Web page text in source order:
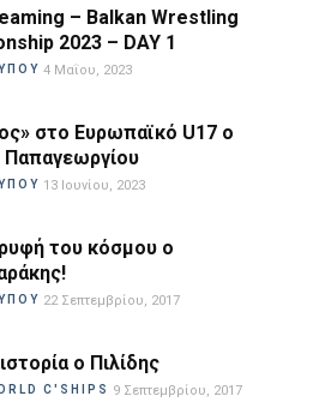
– Balkan Wrestling
2023 – DAY 1
4 Μαΐου, 2023
στο Ευρωπαϊκό U17 ο
Παπαγεωργίου
13 Ιουνίου, 2023
του κόσμου ο
22 Σεπτεμβρίου, 2017
ο Πιλίδης
C'SHIPS 9 Σεπτεμβρίου, 2017